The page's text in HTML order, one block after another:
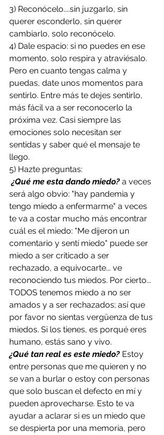
3) Reconócelo....sin juzgarlo, sin
querer esconderlo, sin querer
cambiarlo, solo reconócelo.
4) Dale espacio: si no puedes en ese
momento, solo respira y atraviésalo.
Pero en cuanto tengas calma y
puedas, date unos momentos para
sentirlo. Entre más te dejes sentirlo,
más fácil va a ser reconocerlo la
próxima vez. Casi siempre las
emociones solo necesitan ser
sentidas y saber qué el mensaje te
llego.
5) Hazte preguntas:
¿Qué me esta dando miedo? a veces
será algo obvio: "hay pandemia y
tengo miedo a enfermarme" a veces
te va a costar mucho más encontrar
cuál es el miedo: "Me dijeron un
comentario y sentí miedo" puede ser
miedo a ser criticado a ser
rechazado, a equivocarte... ve
reconociendo tus miedos. Por cierto...
TODOS tenemos miedo a no ser
amados y a ser rechazados; así que
por favor no sientas vergüenza de tus
miedos. Si los tienes, es porqué eres
humano, estás sano y vivo.
¿Qué tan real es este miedo? Estoy
entre personas que me quieren y no
se van a burlar o estoy con personas
que solo buscan el defecto en mí y
pueden aprovecharse. Esto te va
ayudar a aclarar si es un miedo que
se despierta por una memoria, pero